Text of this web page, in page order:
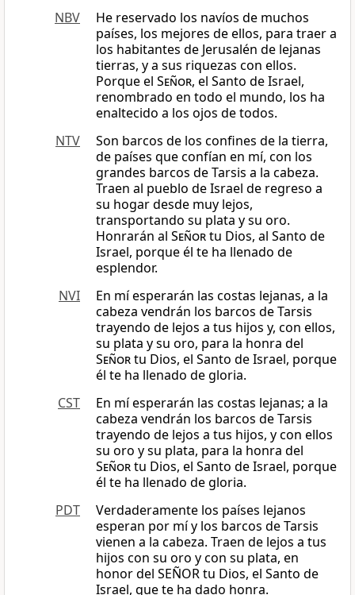
NBV
He reservado los navíos de muchos
países, los mejores de ellos, para traer a
los habitantes de Jerusalén de lejanas
tierras, y a sus riquezas con ellos.
Porque el Señor, el Santo de Israel,
renombrado en todo el mundo, los ha
enaltecido a los ojos de todos.
NTV
Son barcos de los confines de la tierra,
de países que confían en mí, con los
grandes barcos de Tarsis a la cabeza.
Traen al pueblo de Israel de regreso a
su hogar desde muy lejos,
transportando su plata y su oro.
Honrarán al Señortu Dios, al Santo de
Israel, porque él te ha llenado de
esplendor.
NVI
En mí esperarán las costas lejanas, a la
cabeza vendrán los barcos de Tarsis
trayendo de lejos a tus hijos y, con ellos,
su plata y su oro, para la honra del
Señortu Dios, el Santo de Israel, porque
él te ha llenado de gloria.
CST
En mí esperarán las costas lejanas; a la
cabeza vendrán los barcos de Tarsis
trayendo de lejos a tus hijos, y con ellos
su oro y su plata, para la honra del
Señortu Dios, el Santo de Israel, porque
él te ha llenado de gloria.
PDT
Verdaderamente los países lejanos
esperan por mí y los barcos de Tarsis
vienen a la cabeza. Traen de lejos a tus
hijos con su oro y con su plata, en
honor del SEÑOR tu Dios, el Santo de
Israel, que te ha dado honra.